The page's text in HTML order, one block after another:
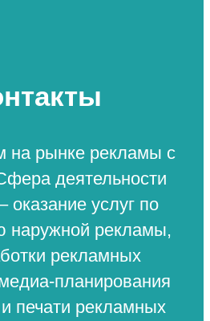
на рынке рекламы с
деятельности
оказание услуг по
наружной рекламы,
рекламных
планирования
печати рекламных